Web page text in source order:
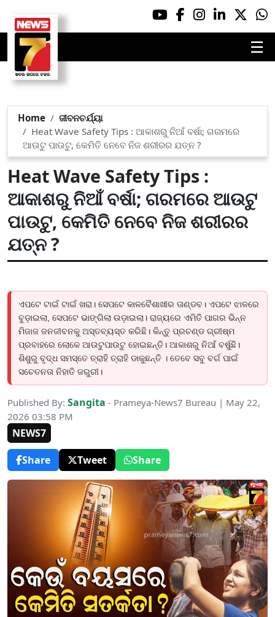
☰
Home
ଜୀବନଚର୍ଯ୍ୟା
Heat Wave Safety Tips : ଆକାଶରୁ ନିଆଁ ବର୍ଷା; ଗରମରେ
ଆଉଟୁ ପାଉଟୁ, କେମିତି ନେବେ ନିଜ ଶରୀରର ଯତ୍ନ ?
Heat Wave Safety Tips :
ଆକାଶରୁ ନିଆଁ ବର୍ଷା; ଗରମରେ ଆଉଟୁ
ପାଉଟୁ, କେମିତି ନେବେ ନିଜ ଶରୀରର
ଯତ୍ନ ?
ଏପଟେ ଟାଇଁ ଟାଇଁ ଖରା। ସେପଟେ କାଳବୈଶାଖୀର ତାଣ୍ଡବ। ଏପଟେ ଝାଳରେ
ବୁଡ଼ାଇଲା, ସେପଟେ ଭାଙ୍ଗିଲା ଉଡ଼ାଇଲା। ରାଜ୍ୟରେ ଏମିତି ପାଗର ଭିନ୍ନ
ମିଜାଜ ଜନଜୀବନକୁ ଅସ୍ତବ୍ୟସ୍ତ କରିଛି। କିନ୍ତୁ ପ୍ରଚଣ୍ଡ ଗ୍ରୀଷ୍ମ
ପ୍ରବାହରେ ଲୋକେ ଆଉଟୁପାଉଟୁ ହୋଇଛନ୍ତି। ଆକାଶରୁ ନିଆଁ ବର୍ଷୁଛି।
ଶିଶୁରୁ ବୃଦ୍ଧ ସମସ୍ତେ ତ୍ରାହି ତ୍ରାହି ଡାକୁଛନ୍ତି । ତେବେ ସବୁ ବର୍ଗ ପାଇଁ
ସଚେତନତା ନିହାତି ଜରୁରୀ।
Published By: Sangita - Prameya-News7 Bureau | May 22,
2026 03:58 PM
NEWS7
Share
Tweet Share